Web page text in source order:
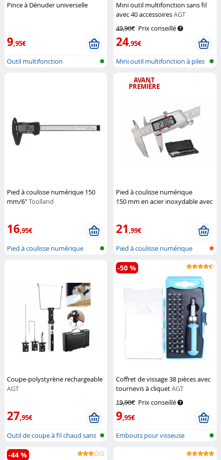
Pince à Dénuder universelle
9,95€
Outil multifonction
Mini outil multifonction sans fil
avec 40 accessoiresAGT
49,90€ Prix conseillé
24,95€
Mini outil multifonction à piles
Pied à coulisse numérique 150
mm/6"Toolland
16,95€
Pied à coulisse numérique
AVANT
PREMIÈRE
Pied à coulisse numérique
150 mm en acier inoxydable avec
21,99€
Pied à coulisse numérique
Coupe-polystyrène rechargeable
AGT
27,95€
Outil de coupe à fil chaud sans
fil
Coffret de vissage 38 pièces avec
tournevis à cliquetAGT
19,90€ Prix conseillé
9,95€
-50 %
Embouts pour visseuse
-44 %